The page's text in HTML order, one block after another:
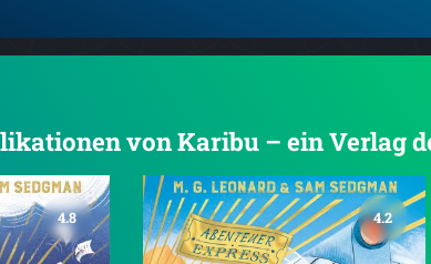
von Karibu – ein Verlag
4.8 4.2